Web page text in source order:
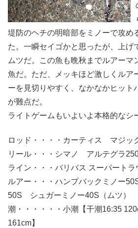
堤防のヘチの明暗部をミノーで攻め
た。一瞬セイゴかと思ったが、上げ
ムツだ。この魚も晩秋までルアーマ
魚だ。ただ、メッキほど激しくルア
ーを見切りやすく、なかなかヒット
が難点だ。
ライトゲームもいよいよ本格的なシ
ロッド・・・・カーティス マジッ
リール・・・シマノ アルテグラ
ライン・・・バリバス スーパートラ
ルアー・・・ハンプバックミノー
50S シュガーミノー40S（ムツ）
潮・・・・・・小潮【干潮16:35
161cm】